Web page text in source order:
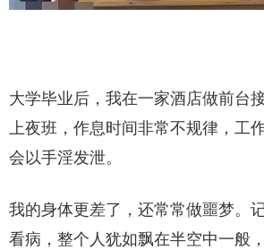
大学毕业后，我在一家酒店做前台
上夜班，作息时间非常不规律，工
会以手淫发泄。
我的身体更差了，还常常做噩梦。
看病，整个人犹如飘在半空中一般